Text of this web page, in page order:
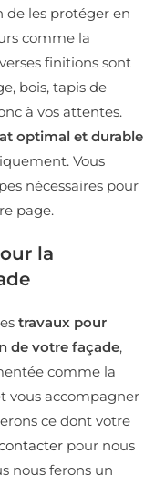
de les protéger en
comme la
finitions sont
bois, tapis de
à vos attentes.
optimal et durable
Vous
nécessaires pour
page.
la
travaux pour
de votre façade,
comme la
vous accompagner
ce dont votre
pour nous
nous ferons un